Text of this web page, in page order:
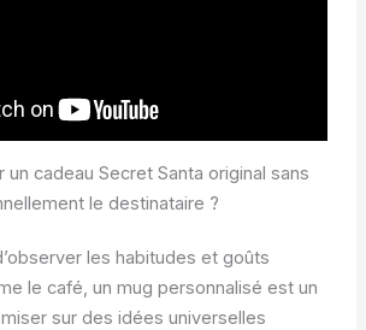
cadeau Secret Santa original sans
le destinataire ?
les habitudes et goûts
le café, un mug personnalisé est un
sur des idées universelles